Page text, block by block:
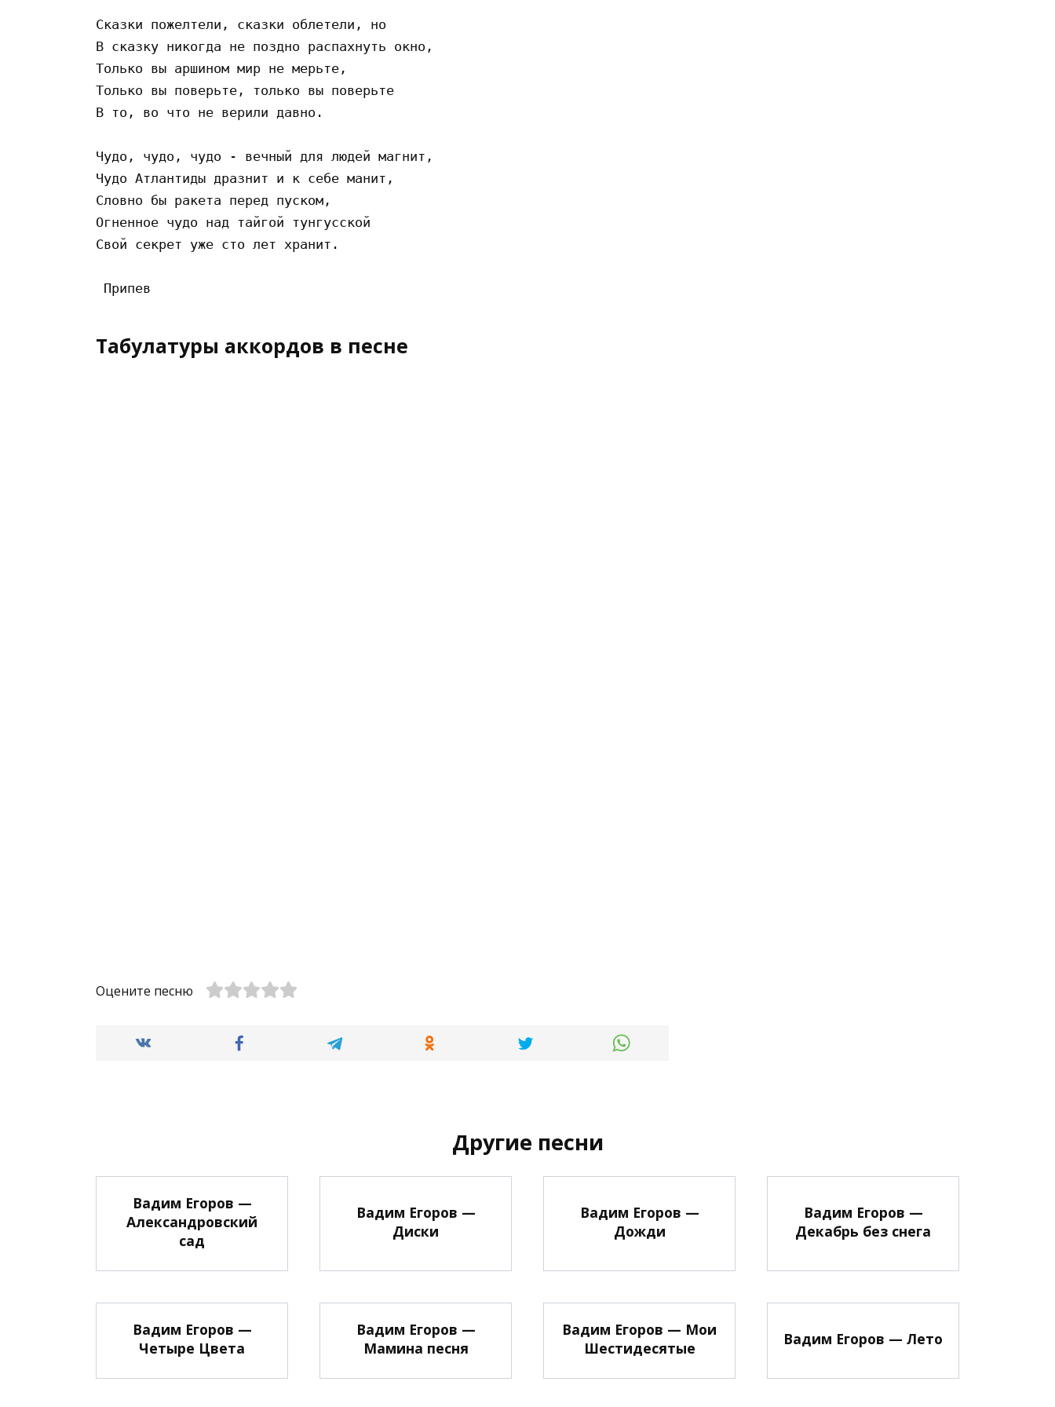
Сказки пожелтели, сказки облетели, но
В сказку никогда не поздно распахнуть окно,
Только вы аршином мир не мерьте,
Только вы поверьте, только вы поверьте
В то, во что не верили давно.
Чудо, чудо, чудо - вечный для людей магнит,
Чудо Атлантиды дразнит и к себе манит,
Словно бы ракета перед пуском,
Огненное чудо над тайгой тунгусской
Свой секрет уже сто лет хранит.
Табулатуры аккордов в песне
Оцените песню
Другие песни
Вадим Егоров —
Александровский
сад
Вадим Егоров —
Диски
Вадим Егоров —
Дожди
Вадим Егоров —
Декабрь без снега
Вадим Егоров —
Четыре Цвета
Вадим Егоров —
Мамина песня
Вадим Егоров — Мои
Шестидесятые
Вадим Егоров — Лето